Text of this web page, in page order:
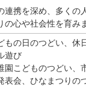
連携を深め、多く
心や社会性を育み
の日のつどい、休
遊び
こどものつどい、
会、ひなまつりの